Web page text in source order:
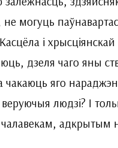
могуць
і
дзеля чаго яны
яго
людзі? І
адкрытым